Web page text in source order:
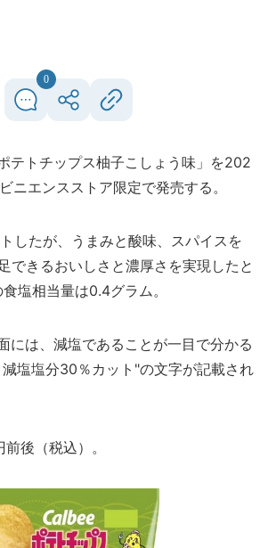
0
テトチップス柚子こしょう味」を202
ニエンスストア限定で発売する。
したが、うまみと酸味、スパイスを
できるおいしさと濃厚さを実現したと
塩相当量は0.4グラム。
には、減塩であることが一目で分かる
塩塩分30％カット"の文字が記載され
後（税込）。